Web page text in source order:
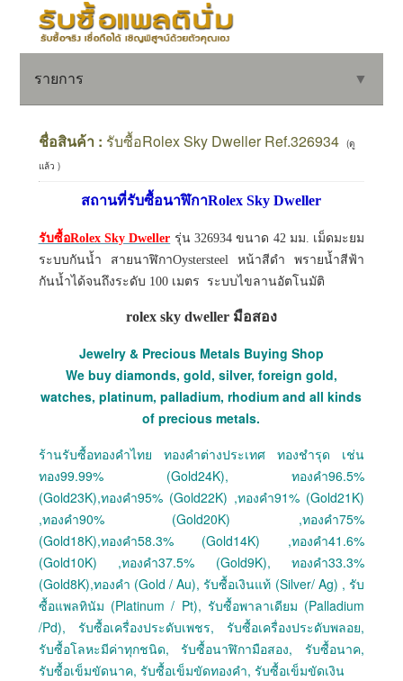
รายการ ▼
▼
ชื่อสินค้า : รับซื้อRolex Sky Dweller Ref.326934
(ดู
แล้ว )
สถานที่รับซื้อนาฬิกาRolex Sky Dweller
รับซื้อRolex Sky Dweller รุ่น 326934 ขนาด 42 มม. เม็ดมะยม
ระบบกันน้ำ สายนาฬิกาOystersteel หน้าสีดำ พรายน้ำสีฟ้า
กันน้ำได้จนถึงระดับ 100 เมตร ระบบไขลานอัตโนมัติ
rolex sky dweller มือสอง
Jewelry & Precious Metals Buying Shop
We buy diamonds, gold, silver, foreign gold,
watches, platinum, palladium, rhodium and all kinds
of precious metals.
ร้านรับซื้อทองคำไทย ทองคำต่างประเทศ ทองชำรุด เช่น
ทอง99.99% (Gold24K), ทองคำ96.5%
(Gold23K),ทองคำ95% (Gold22K) ,ทองคำ91% (Gold21K)
,ทองคำ90% (Gold20K) ,ทองคำ75%
(Gold18K),ทองคำ58.3% (Gold14K) ,ทองคำ41.6%
(Gold10K) ,ทองคำ37.5% (Gold9K), ทองคำ33.3%
(Gold8K),ทองคำ (Gold / Au), รับซื้อเงินแท้ (Silver/ Ag) , รับ
ซื้อแพลทินัม (Platinum / Pt), รับซื้อพาลาเดียม (Palladium
/Pd), รับซื้อเครื่องประดับเพชร, รับซื้อเครื่องประดับพลอย,
รับซื้อโลหะมีค่าทุกชนิด, รับซื้อนาฬิกามือสอง, รับซื้อนาค,
รับซื้อเข็มขัดนาค, รับซื้อเข็มขัดทองคำ, รับซื้อเข็มขัดเงิน